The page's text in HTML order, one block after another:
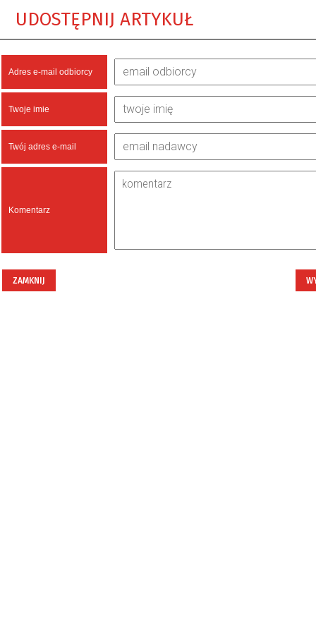
UDOSTĘPNIJ ARTYKUŁ
Adres e-mail odbiorcy
Twoje imie
Twój adres e-mail
Komentarz